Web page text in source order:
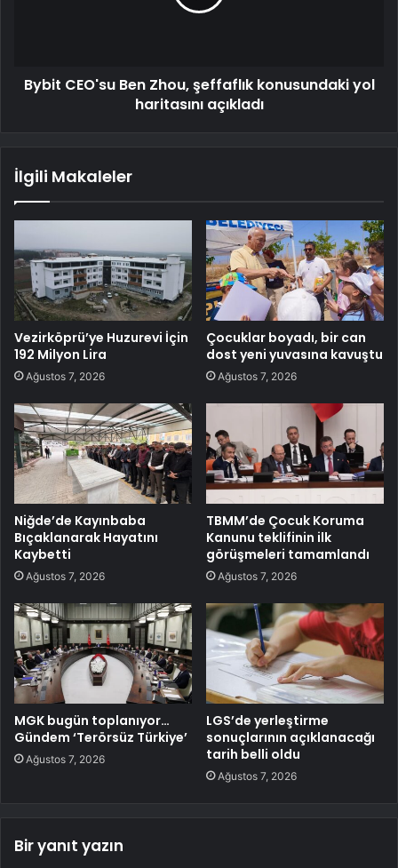
Bybit CEO'su Ben Zhou, şeffaflık konusundaki yol
haritasını açıkladı
İlgili Makaleler
Vezirköprü’ye Huzurevi İçin
192 Milyon Lira
Ağustos 7, 2026
Çocuklar boyadı, bir can
dost yeni yuvasına kavuştu
Ağustos 7, 2026
Niğde’de Kayınbaba
Bıçaklanarak Hayatını
Kaybetti
Ağustos 7, 2026
TBMM’de Çocuk Koruma
Kanunu teklifinin ilk
görüşmeleri tamamlandı
Ağustos 7, 2026
MGK bugün toplanıyor…
Gündem ‘Terörsüz Türkiye’
Ağustos 7, 2026
LGS’de yerleştirme
sonuçlarının açıklanacağı
tarih belli oldu
Ağustos 7, 2026
Bir yanıt yazın